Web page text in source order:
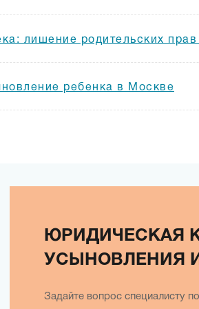
лишение родительских прав
ребенка в Москве
ЮРИДИЧЕСКАЯ
УСЫНОВЛЕНИЯ
Задайте вопрос специалисту